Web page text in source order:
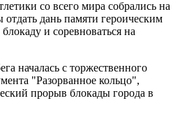
со всего мира собрались на
отдать дань памяти героическим
и соревноваться на
началась с торжественного
"Разорванное кольцо",
прорыв блокады города в